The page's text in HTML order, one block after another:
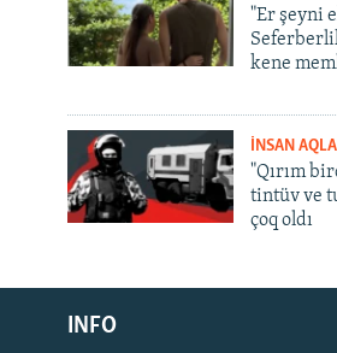
Русский
Українською
"Er şeyni
kene
İNSAN
"Qırım
tintüv ve
çoq oldı
INFO